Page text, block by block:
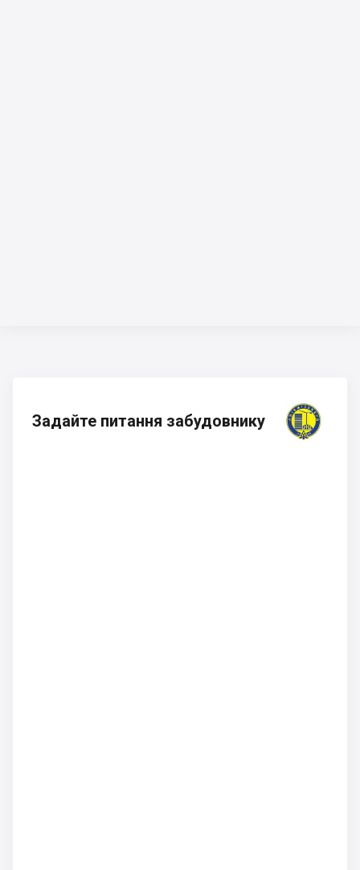
Задайте питання забудовнику